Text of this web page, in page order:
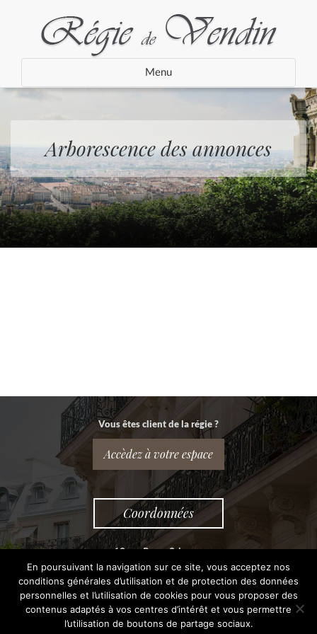
Menu
Arborescence des annonces
En poursuivant la navigation sur ce site, vous acceptez nos
conditions générales d’utilisation et de protection des données
personnelles et l’utilisation de cookies pour vous proposer des
contenus adaptés à vos centres d’intérêt et vous permettre
l’utilisation de boutons de partage sociaux.
Vous êtes client de la régie ?
Accèdez à votre espace
Coordonnées
10 rue Roger Salengro
69009 LYON
Tel: 04 78 37 71 41
Fax: 04 78 42 16 56